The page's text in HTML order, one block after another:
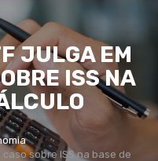
JULGA EM
ISS NA
sobre ISS na base de